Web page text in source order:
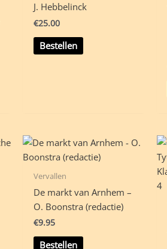
J. Hebbelinck
€25.00
Bestellen
Vervallen
De markt van Arnhem –
O. Boonstra (redactie)
€9.95
Bestellen